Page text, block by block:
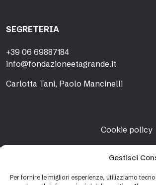
Gestisci
Per fornire le migliori esperienze, utilizziamo
SEGRETERIA
+39 06 69887184
info@fondazioneetagrande.it
Carlotta Tani, Paolo Mancinelli
Cookie policy